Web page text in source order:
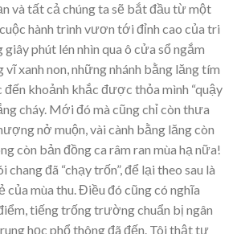
và tất cả chúng ta sẽ bắt đầu từ một
hành trình vươn tới đỉnh cao của tri
phút lén nhìn qua ô cửa sổ ngắm
xanh non, những nhánh bằng lăng tím
khoảnh khắc được thỏa mình “quậy
cháy. Mới đó mà cũng chỉ còn thưa
nở muộn, vài cành bằng lăng còn
còn bản đồng ca râm ran mùa hạ nữa!
chang đã “chạy trốn”, để lại theo sau là
của mùa thu. Điều đó cũng có nghĩa
tiếng trống trường chuẩn bị ngân
học phổ thông đã đến. Tôi thật tự